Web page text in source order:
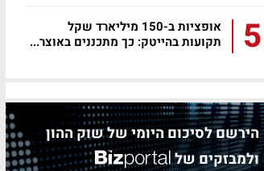
5
אופציות ב-150 מיליארד שקל
תקועות בהייטק: כך מתכננים באוצר...
הירשם לסיכום היומי של שוק ההון
ולמבזקים של